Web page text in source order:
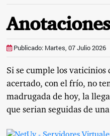
Publicado: Martes, 07 Julio 2026
Si se cumple los
acertado, con el frío, no
madrugada de hoy, la
que serian seguidas de